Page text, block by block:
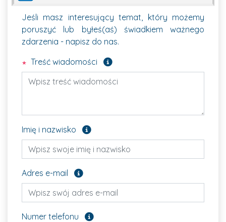
Jeśli masz interesujący temat, który możemy
poruszyć lub byłeś(aś) świadkiem ważnego
zdarzenia - napisz do nas.
Treść wiadomości
Pole wymagane
Imię i nazwisko Pole opcjonalne
Adres e-mail Pole opcjonalne
Numer telefonu Pole opcjonalne